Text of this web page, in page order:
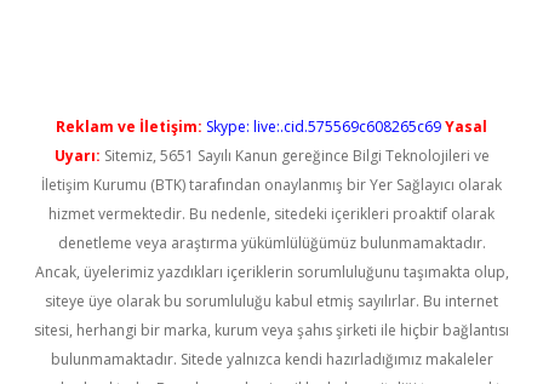
Reklam ve İletişim: Skype: live:.cid.575569c608265c69Yasal
Uyarı: Sitemiz, 5651 Sayılı Kanun gereğince Bilgi Teknolojileri ve
İletişim Kurumu (BTK) tarafından onaylanmış bir Yer Sağlayıcı olarak
hizmet vermektedir. Bu nedenle, sitedeki içerikleri proaktif olarak
denetleme veya araştırma yükümlülüğümüz bulunmamaktadır.
Ancak, üyelerimiz yazdıkları içeriklerin sorumluluğunu taşımakta olup,
siteye üye olarak bu sorumluluğu kabul etmiş sayılırlar. Bu internet
sitesi, herhangi bir marka, kurum veya şahıs şirketi ile hiçbir bağlantısı
bulunmamaktadır. Sitede yalnızca kendi hazırladığımız makaleler